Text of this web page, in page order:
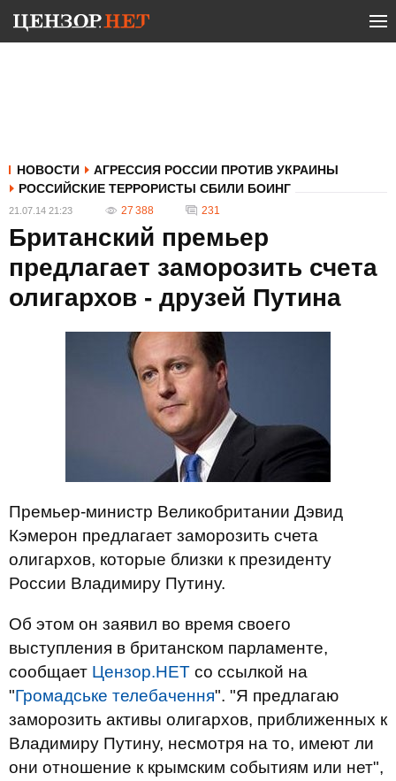
НОВОСТИ
АГРЕССИЯ РОССИИ ПРОТИВ УКРАИНЫ
РОССИЙСКИЕ ТЕРРОРИСТЫ СБИЛИ БОИНГ
21.07.14 21:23 27 388 231
Британский премьер
предлагает заморозить счета
олигархов - друзей Путина
Премьер-министр Великобритании Дэвид
Кэмерон предлагает заморозить счета
олигархов, которые близки к президенту
России Владимиру Путину.
Об этом он заявил во время своего
выступления в британском парламенте,
сообщает Цензор.НЕТ со ссылкой на
"Громадське телебачення". "Я предлагаю
заморозить активы олигархов, приближенных к
Владимиру Путину, несмотря на то, имеют ли
они отношение к крымским событиям или нет",